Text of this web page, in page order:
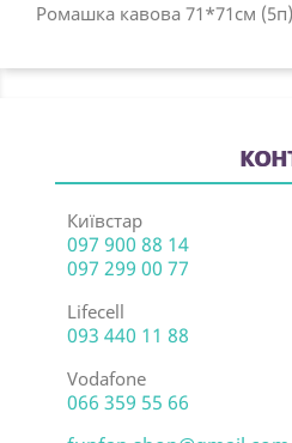
Ромашка кавова 71*71см (5п)
Київстар
097 900 88 14
097 299 00 77
Lifecell
093 440 11 88
Vodafone
066 359 55 66